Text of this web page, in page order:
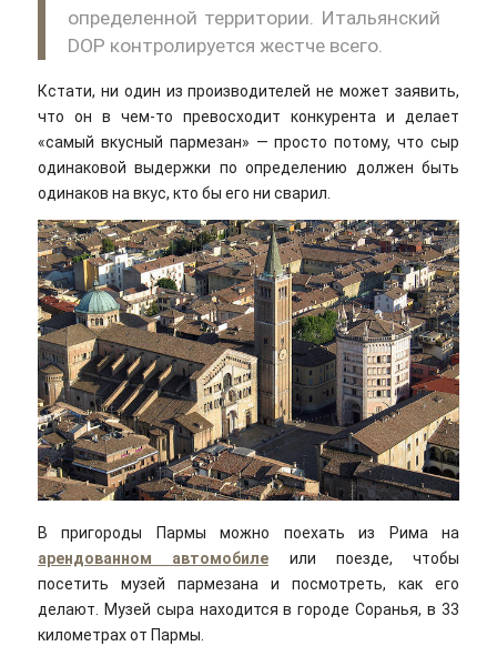
определенной территории. Итальянский
DOP контролируется жестче всего.
Кстати, ни один из производителей не может заявить,
что он в чем-то превосходит конкурента и делает
«самый вкусный пармезан» — просто потому, что сыр
одинаковой выдержки по определению должен быть
одинаков на вкус, кто бы его ни сварил.
В пригороды Пармы можно поехать из Рима на
арендованном автомобиле
или поезде, чтобы
посетить музей пармезана и посмотреть, как его
делают. Музей сыра находится в городе Соранья, в 33
километрах от Пармы.